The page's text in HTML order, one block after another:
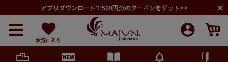
アプリダウンロードで500円分のクーポンをゲット>>
お気に入り